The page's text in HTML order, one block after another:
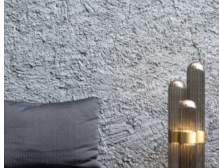
380DKKTilføj til kurv
Se kurvKasse